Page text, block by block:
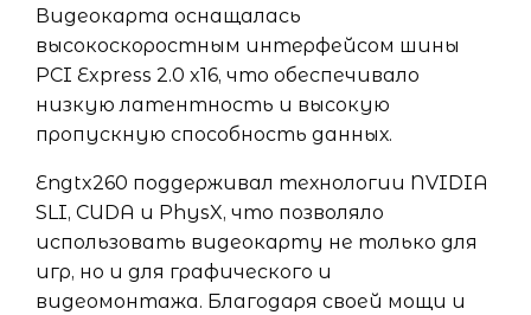
Видеокарта оснащалась
высокоскоростным интерфейсом шины
PCI Express 2.0 x16, что обеспечивало
низкую латентность и высокую
пропускную способность данных.
Engtx260 поддерживал технологии NVIDIA
SLI, CUDA и PhysX, что позволяло
использовать видеокарту не только для
игр, но и для графического и
видеомонтажа. Благодаря своей мощи и